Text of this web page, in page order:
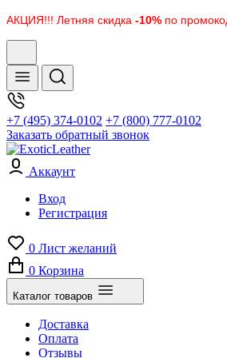
АКЦИЯ!!! Летняя скидка -10% по
+7 (495) 374-0102 +7 (800) 777-0102
Заказать обратный звонок
Аккаунт
Вход
Регистрация
0 Лист желаний
0 Корзина
Каталог товаров
Доставка
Оплата
Отзывы